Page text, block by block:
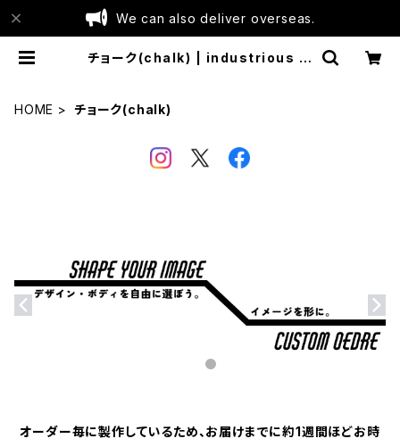
We can also deliver overseas.
チョーク(chalk) | industrious in
HOME チョーク(chalk)
オーダー毎に製作しているため、お届けまでに約1週間ほどお時